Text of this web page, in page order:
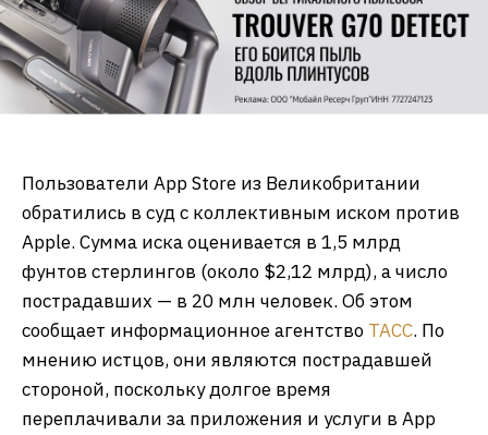
Пользователи App Store из Великобритании
обратились в суд с коллективным иском против
Apple. Сумма иска оценивается в 1,5 млрд
фунтов стерлингов (около $2,12 млрд), а число
пострадавших — в 20 млн человек. Об этом
сообщает информационное агентство ТАСС. По
мнению истцов, они являются пострадавшей
стороной, поскольку долгое время
переплачивали за приложения и услуги в App